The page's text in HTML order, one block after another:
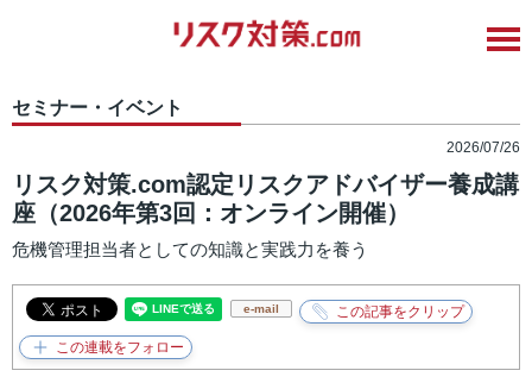
セミナー・イベント
2026/07/26
リスク対策.com認定リスクアドバイザー養成講
座（2026年第3回：オンライン開催）
危機管理担当者としての知識と実践力を養う
e-mail